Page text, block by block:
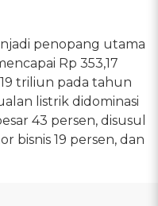
penopang utama
Rp 353,17
triliun pada tahun
listrik didominasi
43 persen, disusul
bisnis 19 persen, dan